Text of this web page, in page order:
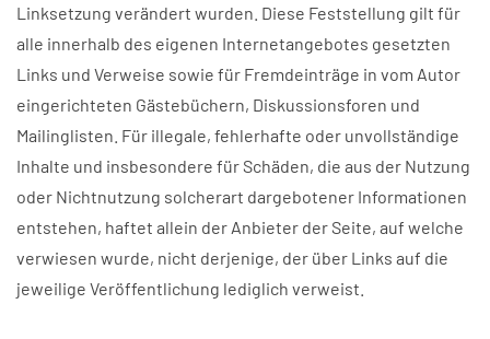
Linksetzung verändert wurden. Diese Feststellung gilt für
alle innerhalb des eigenen Internetangebotes gesetzten
Links und Verweise sowie für Fremdeinträge in vom Autor
eingerichteten Gästebüchern, Diskussionsforen und
Mailinglisten. Für illegale, fehlerhafte oder unvollständige
Inhalte und insbesondere für Schäden, die aus der Nutzung
oder Nichtnutzung solcherart dargebotener Informationen
entstehen, haftet allein der Anbieter der Seite, auf welche
verwiesen wurde, nicht derjenige, der über Links auf die
jeweilige Veröffentlichung lediglich verweist.